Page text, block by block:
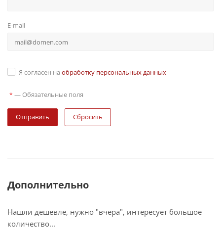
E-mail
Я согласен на обработку персональных данных
* — Обязательные поля
Сбросить
Дополнительно
Нашли дешевле, нужно "вчера", интересует большое
количество...